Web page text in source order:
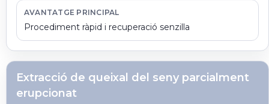
AVANTATGE PRINCIPAL
Procediment ràpid i recuperació senzilla
Extracció de queixal del seny parcialment
erupcionat